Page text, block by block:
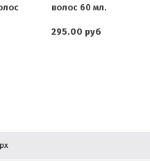
волос 60 мл.
295.00 руб